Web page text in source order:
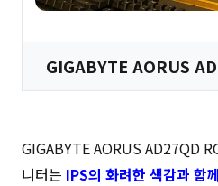
GIGABYTE AORUS
GIGABYTE AORUS AD27QD
니터는 IPS의 화려한 색감과 함